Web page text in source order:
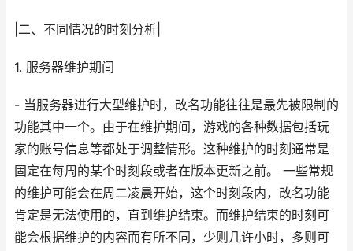
|二、不同情况的时刻分析|
1. 服务器维护期间
- 当服务器进行大型维护时，改名功能往往是最先被限制的
功能其中一个。由于在维护期间，游戏的各种数据包括玩
家的账号信息等都处于调整情形。这种维护的时刻通常是
固定在每周的某个时刻段或者在版本更新之前。 一些常规
的维护可能会在周二凌晨开始，这个时刻段内，改名功能
肯定是无法使用的，直到维护结束。而维护结束的时刻可
能会根据维护的内容而有所不同，少则几许小时，多则可